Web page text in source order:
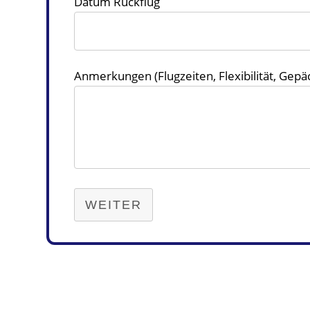
Anmerkungen (Flugzeiten, Flexibilität,
WEITER